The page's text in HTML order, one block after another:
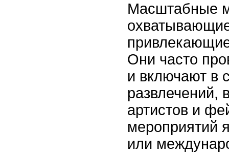
Масштабные
Они часто
и включают в
развлечений,
артистов и
мероприятий
или